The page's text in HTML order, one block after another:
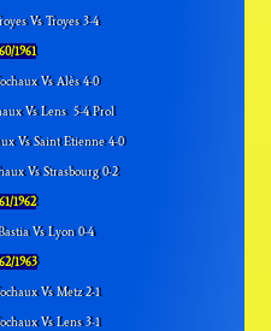
Vs Troyes 3-4
1961
Vs Alès 4-0
Vs Lens 5-4 Prol
Vs Saint Etienne 4-0
Vs Strasbourg 0-2
1962
Vs Lyon 0-4
1963
Vs Metz 2-1
Vs Lens 3-1